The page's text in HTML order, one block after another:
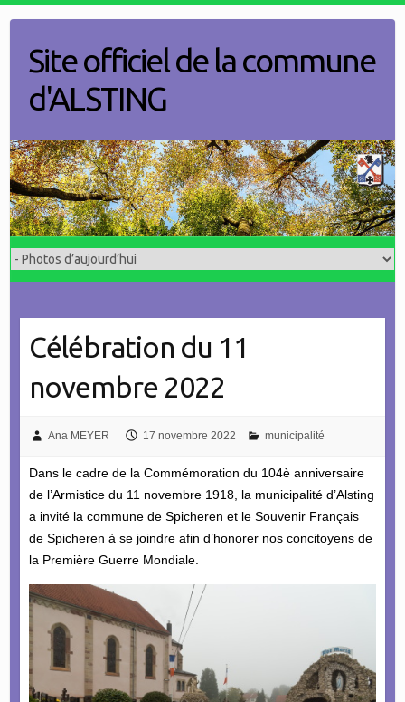
contentSite officiel de la commune
d'ALSTING
Célébration du 11
novembre 2022
Ana MEYER 17 novembre 2022 municipalité
Dans le cadre de la Commémoration du 104è anniversaire
de l’Armistice du 11 novembre 1918, la municipalité d’Alsting
a invité la commune de Spicheren et le Souvenir Français
de Spicheren à se joindre afin d’honorer nos concitoyens de
la Première Guerre Mondiale.